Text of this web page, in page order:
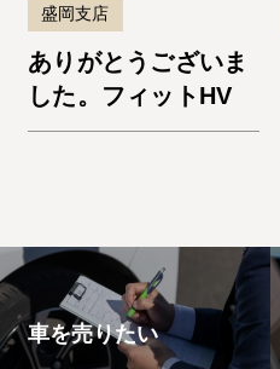
盛岡支店
ありがとうございま
した。フィットHV
車を売りたい